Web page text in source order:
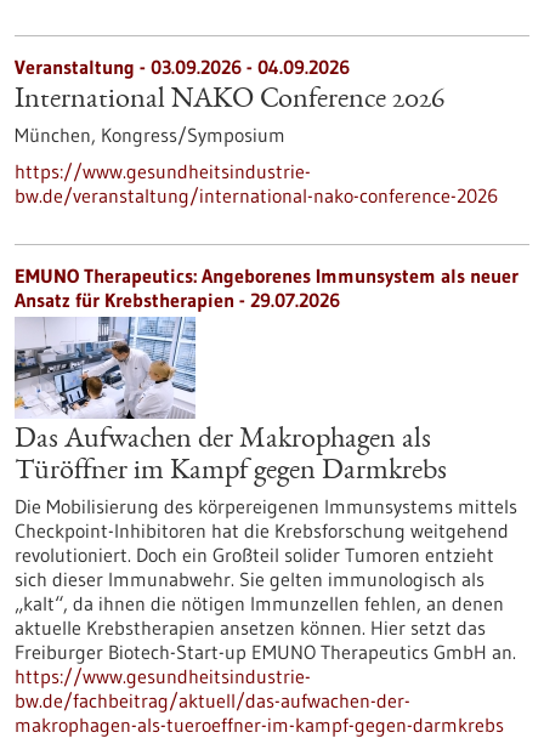
Veranstaltung - 03.09.2026 - 04.09.2026
International NAKO Conference 2026
München, Kongress/Symposium
https://www.gesundheitsindustrie-
bw.de/veranstaltung/international-nako-conference-2026
EMUNO Therapeutics: Angeborenes Immunsystem als neuer
Ansatz für Krebstherapien - 29.07.2026
Das Aufwachen der Makrophagen als
Türöffner im Kampf gegen Darmkrebs
Die Mobilisierung des körpereigenen Immunsystems mittels
Checkpoint-Inhibitoren hat die Krebsforschung weitgehend
revolutioniert. Doch ein Großteil solider Tumoren entzieht
sich dieser Immunabwehr. Sie gelten immunologisch als
„kalt“, da ihnen die nötigen Immunzellen fehlen, an denen
aktuelle Krebstherapien ansetzen können. Hier setzt das
Freiburger Biotech-Start-up EMUNO Therapeutics GmbH an.
https://www.gesundheitsindustrie-
bw.de/fachbeitrag/aktuell/das-aufwachen-der-
makrophagen-als-tueroeffner-im-kampf-gegen-darmkrebs